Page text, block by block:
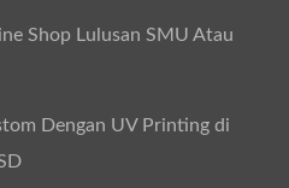
Shop Lulusan SMU Atau
Dengan UV Printing di